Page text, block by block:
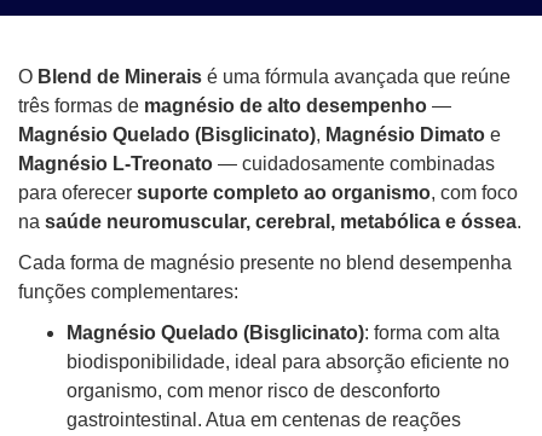
O Blend de Minerais é uma fórmula avançada que reúne
três formas de magnésio de alto desempenho —
Magnésio Quelado (Bisglicinato), Magnésio Dimato e
Magnésio L-Treonato — cuidadosamente combinadas
para oferecer suporte completo ao organismo, com foco
na saúde neuromuscular, cerebral, metabólica e óssea.
Cada forma de magnésio presente no blend desempenha
funções complementares:
Magnésio Quelado (Bisglicinato): forma com alta
biodisponibilidade, ideal para absorção eficiente no
organismo, com menor risco de desconforto
gastrointestinal. Atua em centenas de reações